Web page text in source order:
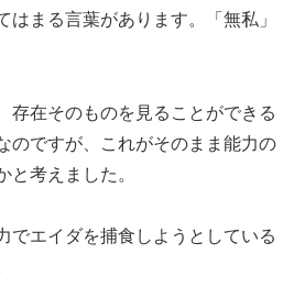
はまる言葉があります。「無私」
存在そのものを見ることができる
のですが、これがそのまま能力の
と考えました。
でエイダを捕食しようとしている